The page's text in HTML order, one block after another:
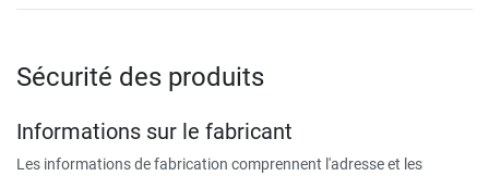
Sécurité des produits
Informations sur le fabricant
Les informations de fabrication comprennent l'adresse et les